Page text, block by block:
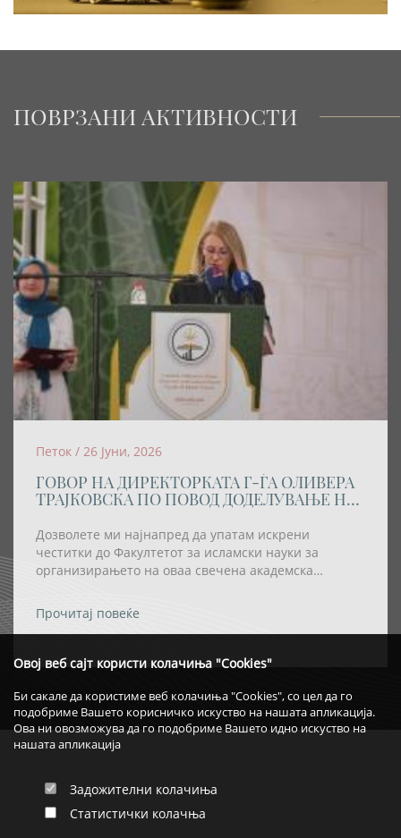
Овој веб сајт користи колачиња "Cookies"
Би сакале да користиме веб колачиња "Cookies", со цел да го
подобриме Вашето корисничко искуство на нашата апликација.
Ова ни овозможува да го подобриме Вашето идно искуство на
нашата апликација
Задожителни колачиња
Статистички колачња
ПОВРЗАНИ АКТИВНОСТИ
Петок / 26 Јуни, 2026
ГОВОР НА ДИРЕКТОРКАТА Г-ЃА ОЛИВЕРА
ТРАЈКОВСКА ПО ПОВОД ДОДЕЛУВАЊЕ НА
HONORIS CAUSA” НА РЕИСОТ НА ИВЗ
Дозволете ми најнапред да упатам искрени
честитки до Факултетот за исламски науки за
организирањето на оваа свечена академска
академско признание – титулата „Doctor Honoris
Causa“ – да му биде доделена на Реис-ул-улема Хаџи
Прочитај повеќе